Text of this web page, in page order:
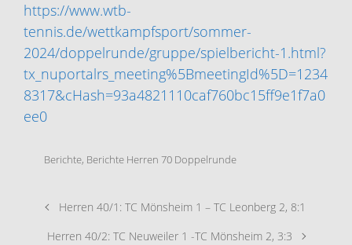
https://www.wtb-
tennis.de/wettkampfsport/sommer-
2024/doppelrunde/gruppe/spielbericht-1.html?
tx_nuportalrs_meeting%5BmeetingId%5D=1234
8317&cHash=93a4821110caf760bc15ff9e1f7a0
ee0
Berichte, Berichte Herren 70 Doppelrunde
Herren 40/1: TC Mönsheim 1 – TC Leonberg 2, 8:1
Herren 40/2: TC Neuweiler 1 -TC Mönsheim 2, 3:3